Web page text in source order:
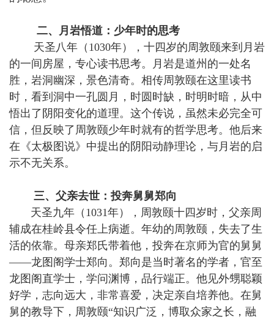
二、月岩悟道：少年时的思考
天圣八年（1030年），十四岁的周敦颐来到月岩
的一间房屋，专心读书思考。月岩是道州的一处名
胜，岩洞幽深，景色清奇。相传周敦颐在这里读书
时，看到洞中一孔圆月，时圆时缺，时明时暗，从中
悟出了阴阳变化的道理。这个传说，虽然未必完全可
信，但反映了周敦颐少年时就有的哲学思考。他后来
在《太极图说》中提出的阴阳动静理论，与月岩的启
示不无关系。
三、父亲去世：投奔舅舅郑向
天圣九年（1031年），周敦颐十四岁时，父亲周
辅成在桂岭县令任上病逝。年幼的周敦颐，失去了生
活的依靠。母亲郑氏带着他，投奔在京师为官的舅舅
——龙图阁学士郑向。郑向是当时著名的学者，官至
龙图阁直学士，学问渊博，品行端正。他见外甥聪颖
好学，志向远大，非常喜爱，决定亲自培养他。在舅
舅的教导下，周敦颐“知识广泛，博取众家之长，融